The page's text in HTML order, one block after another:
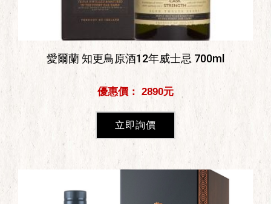
愛爾蘭 知更鳥原酒12年威士忌 700ml
優惠價： 2890元
立即詢價